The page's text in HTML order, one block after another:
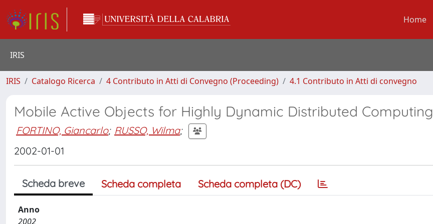
Home
IRIS
IRIS Catalogo Ricerca 4 Contributo in Atti di Convegno (Proceeding) 4.1 Contributo in Atti di convegno
Mobile Active Objects for Highly Dynamic Distributed Computing
FORTINO, Giancarlo; RUSSO, Wilma;
2002-01-01
Scheda breve Scheda completa Scheda completa (DC)
Anno
2002